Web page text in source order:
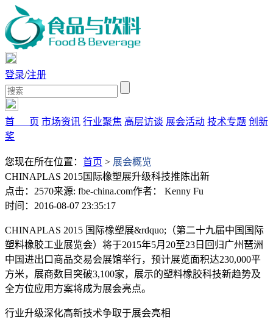
登录/注册
首 页 市场资讯 行业聚焦 高层访谈 展会活动 技术专题 创新
奖
您现在所在位置： 首页 > 展会概览
CHINAPLAS 2015国际橡塑展升级科技推陈出新
点击：2570来源: fbe-china.com作者： Kenny Fu
时间：2016-08-07 23:35:17
CHINAPLAS 2015 国际橡塑展&rdquo;（第二十九届中国国际
塑料橡胶工业展览会）将于2015年5月20至23日回归广州琶洲
中国进出口商品交易会展馆举行，预计展览面积达230,000平
方米，展商数目突破3,100家，展示的塑料橡胶科技新趋势及
全方位应用方案将成为展会亮点。
行业升级深化高新技术争取于展会亮相